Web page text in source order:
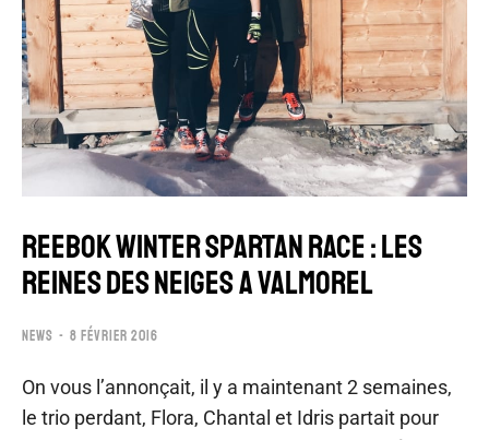
REEBOK WINTER SPARTAN RACE : LES
REINES DES NEIGES A VALMOREL
NEWS 8 FÉVRIER 2016
On vous l’annonçait, il y a maintenant 2 semaines,
le trio perdant, Flora, Chantal et Idris partait pour